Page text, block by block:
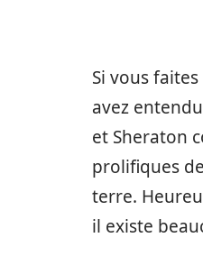
Si vous
avez
et Sheraton
prolifiques
terre.
il existe